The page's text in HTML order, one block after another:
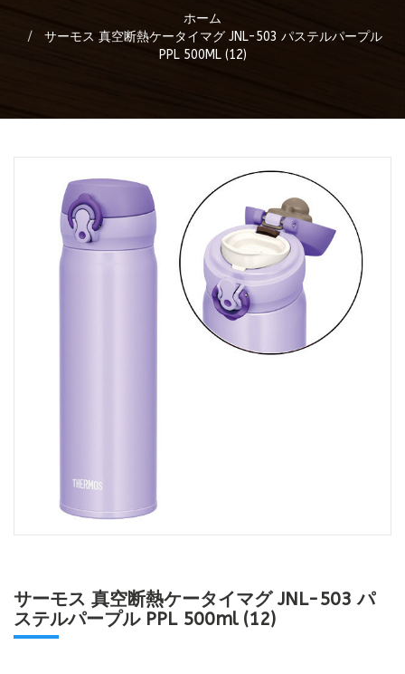
ホーム
サーモス 真空断熱ケータイマグ JNL-503 パステルパープル
PPL 500ML (12)
サーモス 真空断熱ケータイマグ JNL-503 パ
ステルパープル PPL 500ml (12)